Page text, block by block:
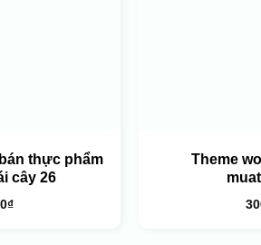
thực phẩm
cây 26
₫
Theme